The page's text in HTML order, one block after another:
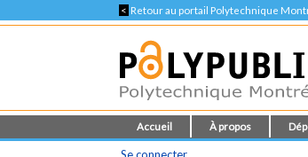
< Retour au portail Polytechnique
Accueil À propos